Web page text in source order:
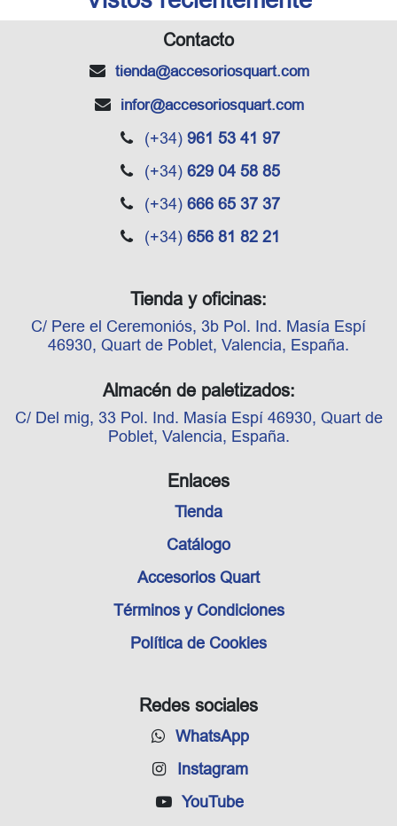
Redes sociales
WhatsApp
Instagram
YouTube
Enlaces
Tienda
Catálogo
Accesorios Quart
Términos y Condiciones
Política de Cookies
Tienda y oficinas:
C/ Pere el Ceremoniós, 3b Pol. Ind. Masía Espí
46930, Quart de Poblet, Valencia, España.
Almacén de paletizados:
C/ Del mig, 33 Pol. Ind. Masía Espí 46930, Quart de
Poblet, Valencia, España.
Contacto
tienda@accesoriosquart.com
infor@accesoriosquart.com
(+34) 961 53 41 97
(+34) 629 04 58 85
(+34) 666 65 37 37
(+34) 656 81 82 21